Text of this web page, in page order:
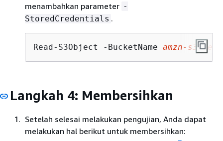
menambahkan parameter -
StoredCredentials .
Read-S3Object -BucketName amzn-s3-
Langkah 4: Membersihkan
Setelah selesai melakukan pengujian, Anda dapat
melakukan hal berikut untuk membersihkan: